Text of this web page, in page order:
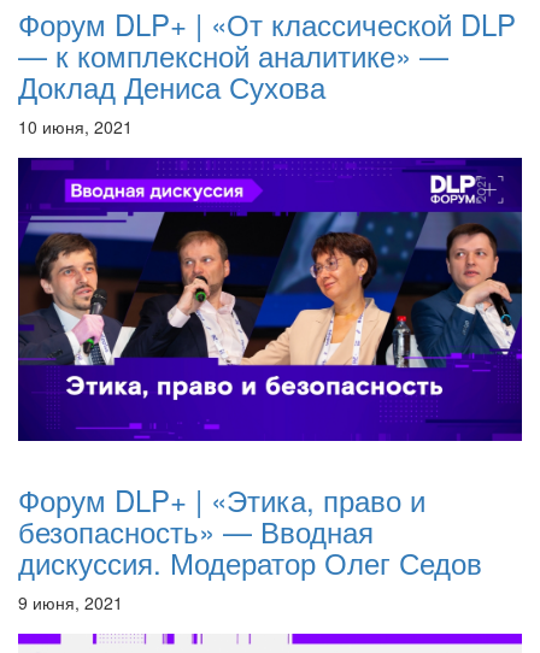
Форум DLP+ | «От классической DLP
— к комплексной аналитике» —
Доклад Дениса Сухова
10 июня, 2021
Форум DLP+ | «Этика, право и
безопасность» — Вводная
дискуссия. Модератор Олег Седов
9 июня, 2021